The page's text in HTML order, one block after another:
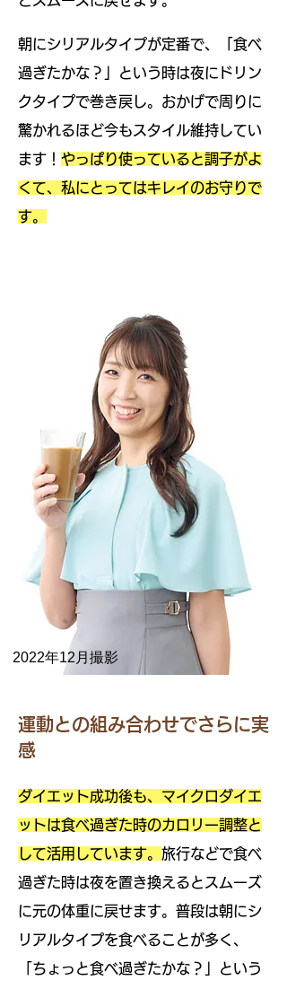
朝にシリアルタイプが定番で、「食べ
過ぎたかな？」という時は夜にドリン
クタイプで巻き戻し。おかげで周りに
驚かれるほど今もスタイル維持してい
ます！ やっぱり使っていると調子がよ
くて、私にとってはキレイのお守りで
す。
2022年12月撮影
運動との組み合わせでさらに実
感
ダイエット成功後も、マイクロダイエ
ットは食べ過ぎた時のカロリー調整と
して活用しています。 旅行などで食べ
過ぎた時は夜を置き換えるとスムーズ
に元の体重に戻せます。普段は朝にシ
リアルタイプを食べることが多く、
「ちょっと食べ過ぎたかな？」という